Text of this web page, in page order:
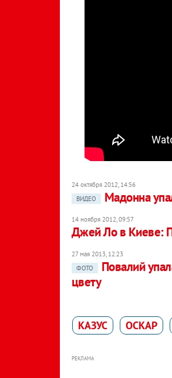
24 октября 2012, 14:56
ВИДЕО
Мадонна
14 ноября 2012, 09:57
Джей Ло в Киеве:
27 мая 2013, 12:23
ФОТО
Повалий
цвету
КАЗУС ОСКАР
РЕКЛАМА